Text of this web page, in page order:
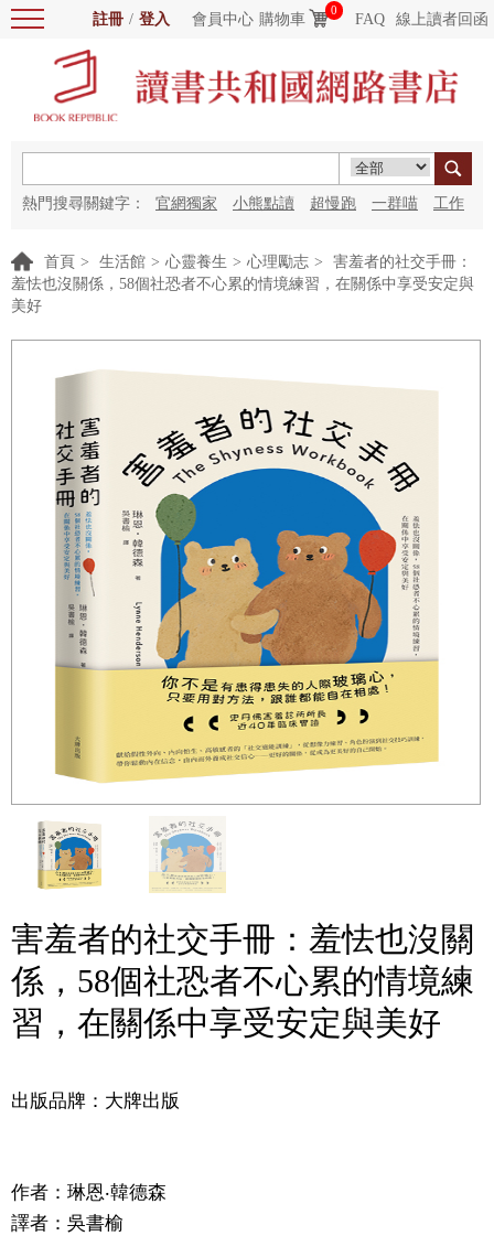
註冊 / 登入 會員中心 購物車
0
FAQ 線上讀者回函
熱門搜尋關鍵字： 官網獨家 小熊點讀 超慢跑 一群喵 工作
首頁 > 生活館 > 心靈養生 > 心理勵志 >
害羞者的社交手冊：
羞怯也沒關係，58個社恐者不心累的情境練習，在關係中享受安定與
美好
害羞者的社交手冊：羞怯也沒關
係，58個社恐者不心累的情境練
習，在關係中享受安定與美好
出版品牌：大牌出版
作者： 琳恩‧韓德森
譯者： 吳書榆